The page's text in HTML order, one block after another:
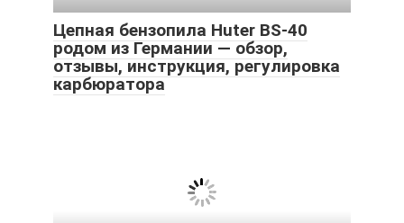
Цепная бензопила Huter BS-40
родом из Германии — обзор,
отзывы, инструкция, регулировка
карбюратора